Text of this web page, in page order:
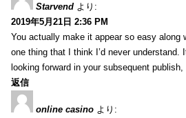
Starvend より:
2019年5月21日 2:36 PM
You actually make it appear so easy
one thing that I think I’d never
looking forward in your subsequent publish,
返信
online casino より: